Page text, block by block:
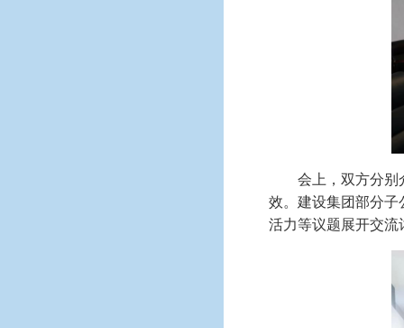
会上，双方分别
效。建设集团部分子
活力等议题展开交流